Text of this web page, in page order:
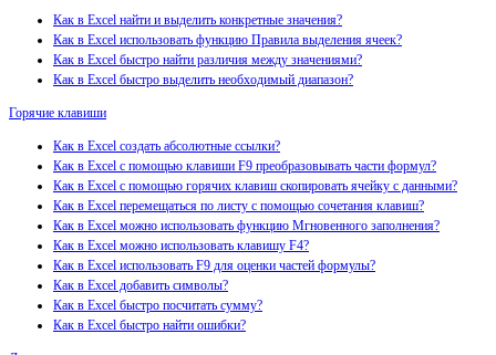
Как в Excel найти и выделить конкретные значения?
Как в Excel использовать функцию Правила выделения ячеек?
Как в Excel быстро найти различия между значениями?
Как в Excel быстро выделить необходимый диапазон?
Горячие клавиши
Как в Excel создать абсолютные ссылки?
Как в Excel с помощью клавиши F9 преобразовывать части формул?
Как в Excel с помощью горячих клавиш скопировать ячейку с данными?
Как в Excel перемещаться по листу с помощью сочетания клавиш?
Как в Excel можно использовать функцию Мгновенного заполнения?
Как в Excel можно использовать клавишу F4?
Как в Excel использовать F9 для оценки частей формулы?
Как в Excel добавить символы?
Как в Excel быстро посчитать сумму?
Как в Excel быстро найти ошибки?